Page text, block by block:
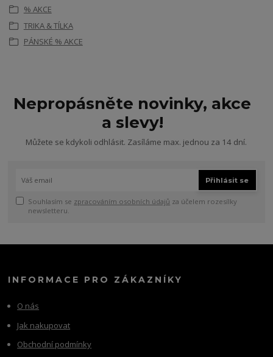
% AKCE
TRIKA & TÍLKA
PÁNSKÉ % AKCE
Nepropásněte novinky, akce
a slevy!
Můžete se kdykoli odhlásit. Zasíláme max. jednou za 14 dní.
Přihlásit se
Souhlasím se zpracováním osobních údajů za účelem rozesílky
newsletteru.
INFORMACE PRO ZÁKAZNÍKY
O nás
Jak nakupovat
Obchodní podmínky